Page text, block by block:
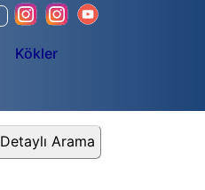
Kökler
Detaylı Arama